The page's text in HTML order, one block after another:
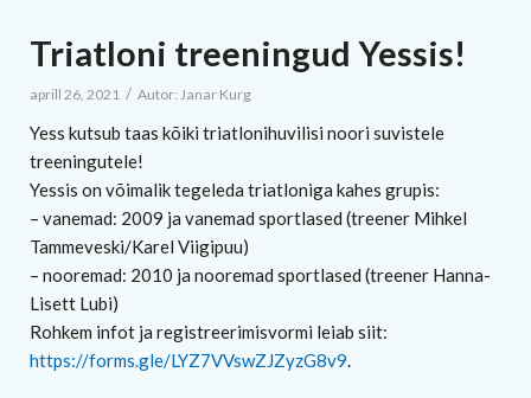
Triatloni treeningud Yessis!
aprill 26, 2021 / Autor: Janar Kurg
Yess kutsub taas kõiki triatlonihuvilisi noori suvistele
treeningutele!
Yessis on võimalik tegeleda triatloniga kahes grupis:
– vanemad: 2009 ja vanemad sportlased (treener Mihkel
Tammeveski/Karel Viigipuu)
– nooremad: 2010 ja nooremad sportlased (treener Hanna-
Lisett Lubi)
Rohkem infot ja registreerimisvormi leiab siit:
https://forms.gle/LYZ7VVswZJZyzG8v9